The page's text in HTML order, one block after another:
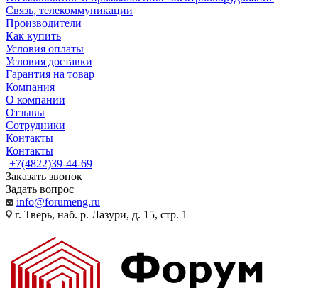
Связь, телекоммуникации
Производители
Как купить
Условия оплаты
Условия доставки
Гарантия на товар
Компания
О компании
Отзывы
Сотрудники
Контакты
Контакты
+7(4822)39-44-69
Заказать звонок
Задать вопрос
info@forumeng.ru
г. Тверь, наб. р. Лазури, д. 15, стр. 1